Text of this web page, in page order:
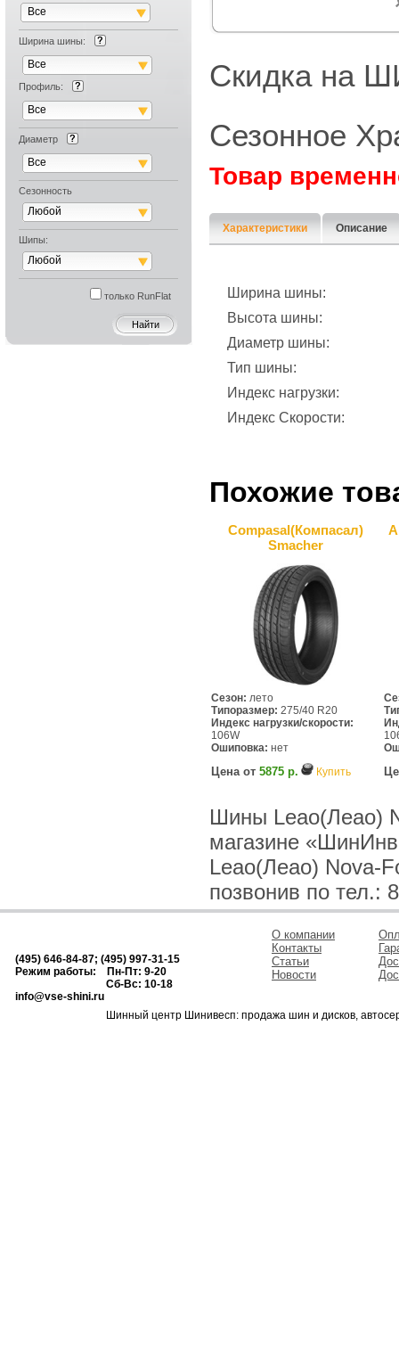
Все
Ширина шины:
Все
Профиль:
Все
Диаметр
Все
Сезонность
Любой
Шипы:
Любой
только RunFlat
Скидка на
Сезонное
Товар
Характеристики Описание
Ширина шины:
Высота шины:
Диаметр шины:
Тип шины:
Индекс нагрузки:
Индекс Скорости:
Похожие
Compasal(Компасал)
Smacher
Сезон: лето
Типоразмер: 275/40 R20
Индекс нагрузки/скорости:
106W
Ошиповка: нет
Цена от 5875 р. Купить
Шины Leao(Леао)
магазине
Leao(Леао) Nova-
позвонив по тел.:
(495) 646-84-87; (495) 997-31-15
Режим работы: Пн-Пт: 9-20
Сб-Вс: 10-18
info@vse-shini.ru
О компании
Контакты
Статьи
Новости
Шинный центр Шинивесп: продажа шин и дисков,